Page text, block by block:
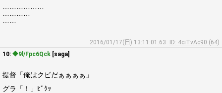
2016/01/17(日) 13:11:01.63
ID: 4ciTvAc90 (64)
10: ◆9l/Fpc6Qck [saga]
提督「俺はクビだぁぁぁぁ」
グラ「！」ﾋﾞｸｯ